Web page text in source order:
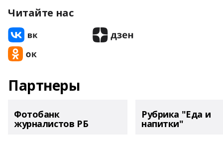
Читайте нас
Партнеры
Фотобанк
журналистов РБ
Рубрика "Еда и
напитки"